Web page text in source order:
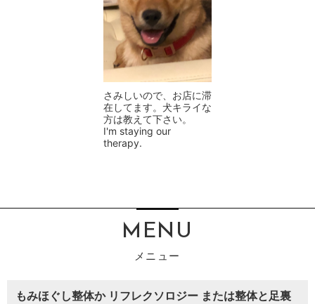
さみしいので、お店に滞
在してます。犬キライな
方は教えて下さい。
I'm staying our
therapy.
MENU
もみほぐし整体か リフレクソロジー または整体と足裏